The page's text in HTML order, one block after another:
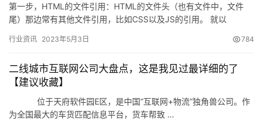
第一步，HTML的文件引用：HTML的文件头（也有文件中，文件
尾）那边常有其他文件引用，比如CSS以及JS的引用。 就以
行业资讯 2023年5月3日 784
二线城市互联网公司大盘点，这是我见过最详细的了
【建议收藏】
位于天府软件园E区，是中国“互联网+物流”独角兽公司。作
为全国最大的车货匹配信息平台，货车帮致 …